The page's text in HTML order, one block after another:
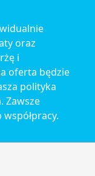
oraz
i
oferta będzie
polityka
Zawsze